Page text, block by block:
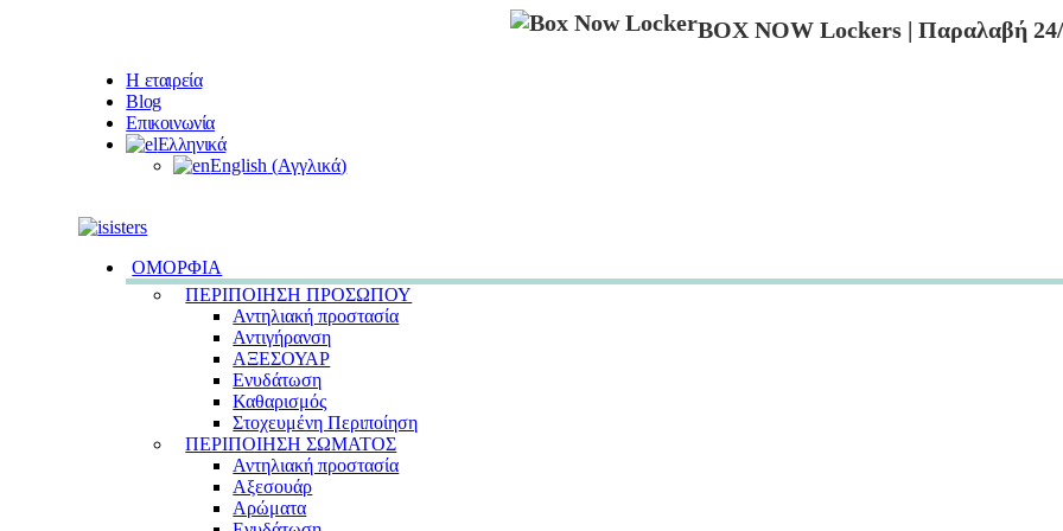
BOX NOW Lockers | Παραλαβή
Η εταιρεία
Blog
Επικοινωνία
Ελληνικά
English (Αγγλικά)
ΟΜΟΡΦΙΑ
ΠΕΡΙΠΟΙΗΣΗ ΠΡΟΣΩΠΟΥ
Αντηλιακή προστασία
Αντιγήρανση
ΑΞΕΣΟΥΑΡ
Ενυδάτωση
Καθαρισμός
Στοχευμένη Περιποίηση
ΠΕΡΙΠΟΙΗΣΗ ΣΩΜΑΤΟΣ
Αντηλιακή προστασία
Αξεσουάρ
Αρώματα